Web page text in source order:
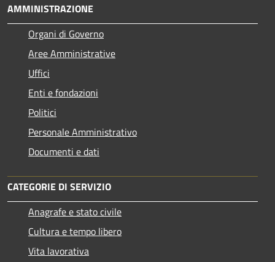
AMMINISTRAZIONE
Organi di Governo
Aree Amministrative
Uffici
Enti e fondazioni
Politici
Personale Amministrativo
Documenti e dati
CATEGORIE DI SERVIZIO
Anagrafe e stato civile
Cultura e tempo libero
Vita lavorativa